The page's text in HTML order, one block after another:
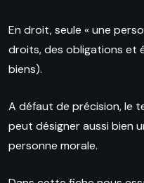
En droit, seule « une
droits, des obligations et
biens).
A défaut de précision, le
peut désigner aussi bien
personne morale.